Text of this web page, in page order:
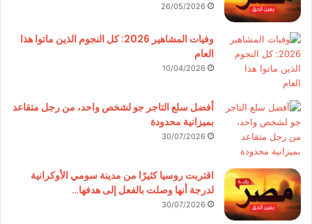
26/05/2026
وفيات المشاهير 2026: كل النجوم الذين ماتوا هذا
العام
10/04/2026
أفضل سلع التاجر جو لشخص واحد، من رجل متقاعد
بميزانية محدودة
30/07/2026
اقتربت روسيا كثيرًا من مدينة سومي الأوكرانية
لدرجة أنها وصلت بالفعل إلى هدفها…
30/07/2026